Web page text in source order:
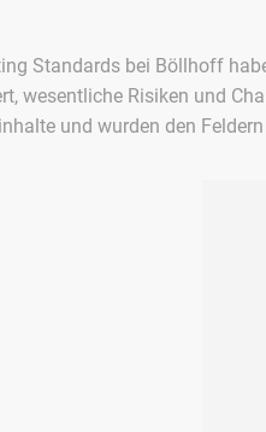
Standards bei Böllhoff
wesentliche Risiken und
und wurden den